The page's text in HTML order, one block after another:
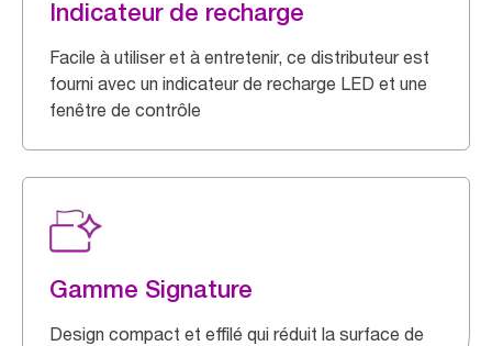
Indicateur de recharge
Facile à utiliser et à entretenir, ce distributeur est
fourni avec un indicateur de recharge LED et une
fenêtre de contrôle
Gamme Signature
Design compact et effilé qui réduit la surface de